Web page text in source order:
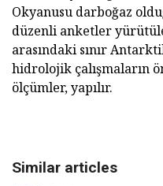
Okyanusu darboğaz
düzenli anketler
arasındaki sınır
hidrolojik çalışmaların
ölçümler, yapılır.
Similar articles